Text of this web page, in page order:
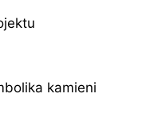
kamieni